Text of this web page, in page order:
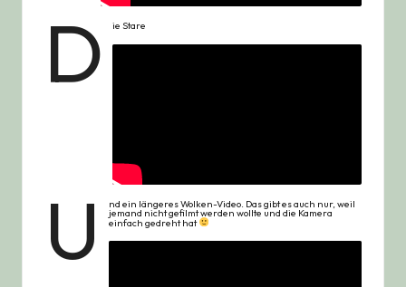
d ie Stare
u nd ein längeres Wolken-Video. Das gibt es auch nur, weil
jemand nicht gefilmt werden wollte und die Kamera
einfach gedreht hat